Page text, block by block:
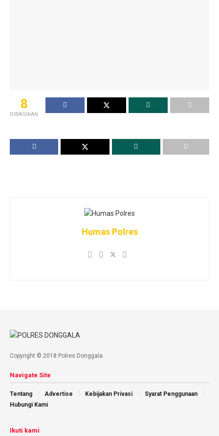
8
DIBAGIKAN
Humas Polres
Copyright © 2018 Polres Donggala.
Navigate Site
Tentang Advertise Kebijakan Privasi
Syarat Penggunaan
Hubungi Kami
Ikuti kami